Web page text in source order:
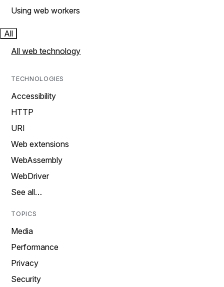
Using web workers
All
All web technology
TECHNOLOGIES
Accessibility
HTTP
URI
Web extensions
WebAssembly
WebDriver
See all…
TOPICS
Media
Performance
Privacy
Security